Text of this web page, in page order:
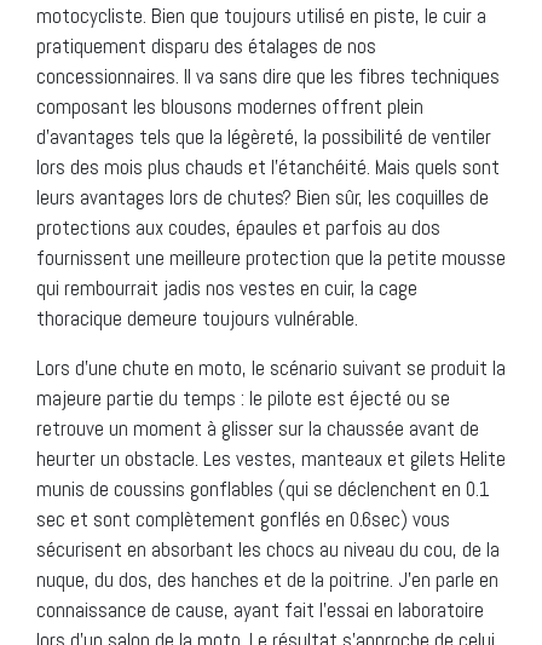
motocycliste. Bien que toujours utilisé en piste, le cuir a
pratiquement disparu des étalages de nos
concessionnaires. Il va sans dire que les fibres techniques
composant les blousons modernes offrent plein
d’avantages tels que la légèreté, la possibilité de ventiler
lors des mois plus chauds et l’étanchéité. Mais quels sont
leurs avantages lors de chutes? Bien sûr, les coquilles de
protections aux coudes, épaules et parfois au dos
fournissent une meilleure protection que la petite mousse
qui rembourrait jadis nos vestes en cuir, la cage
thoracique demeure toujours vulnérable.
Lors d’une chute en moto, le scénario suivant se produit la
majeure partie du temps : le pilote est éjecté ou se
retrouve un moment à glisser sur la chaussée avant de
heurter un obstacle. Les vestes, manteaux et gilets Helite
munis de coussins gonflables (qui se déclenchent en 0.1
sec et sont complètement gonflés en 0.6sec) vous
sécurisent en absorbant les chocs au niveau du cou, de la
nuque, du dos, des hanches et de la poitrine. J’en parle en
connaissance de cause, ayant fait l’essai en laboratoire
lors d’un salon de la moto. Le résultat s’approche de celui